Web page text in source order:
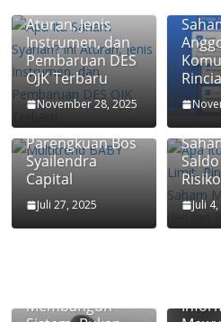
Aturan, Jenis
Instrumen, dan
Pembaruan DES
OJK Terbaru
November 28, 2025
3 Strategi
Investasi Saham
ala Jos
Parengkuan Bos
Syailendra
Capital
Juli 27, 2025
Apa
Juli
Membangun